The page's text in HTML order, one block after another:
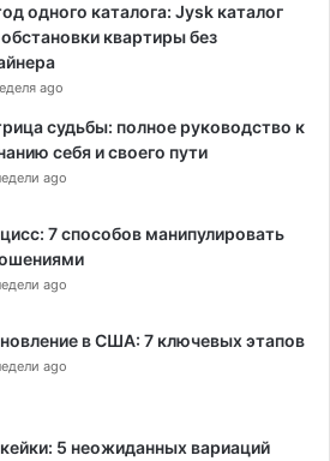
одного каталога: Jysk каталог
квартиры без
ago
судьбы: полное руководство к
себя и своего пути
ago
7 способов манипулировать
ago
в США: 7 ключевых этапов
ago
5 неожиданных вариаций